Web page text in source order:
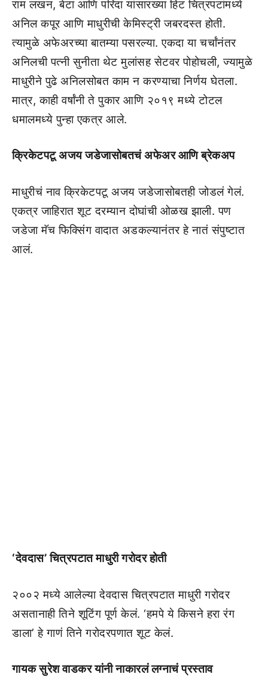
राम लखन, बेटा आणि परिंदा यांसारख्या हिट चित्रपटांमध्ये
अनिल कपूर आणि माधुरीची केमिस्ट्री जबरदस्त होती.
त्यामुळे अफेअरच्या बातम्या पसरल्या. एकदा या चर्चांनंतर
अनिलची पत्नी सुनीता थेट मुलांसह सेटवर पोहोचली, ज्यामुळे
माधुरीने पुढे अनिलसोबत काम न करण्याचा निर्णय घेतला.
मात्र, काही वर्षांनी ते पुकार आणि २०१९ मध्ये टोटल
धमालमध्ये पुन्हा एकत्र आले.
क्रिकेटपटू अजय जडेजासोबतचं अफेअर आणि ब्रेकअप
माधुरीचं नाव क्रिकेटपटू अजय जडेजासोबतही जोडलं गेलं.
एकत्र जाहिरात शूट दरम्यान दोघांची ओळख झाली. पण
जडेजा मॅच फिक्सिंग वादात अडकल्यानंतर हे नातं संपुष्टात
आलं.
‘देवदास’ चित्रपटात माधुरी गरोदर होती
२००२ मध्ये आलेल्या देवदास चित्रपटात माधुरी गरोदर
असतानाही तिने शूटिंग पूर्ण केलं. ‘हमपे ये किसने हरा रंग
डाला’ हे गाणं तिने गरोदरपणात शूट केलं.
गायक सुरेश वाडकर यांनी नाकारलं लग्नाचं प्रस्ताव